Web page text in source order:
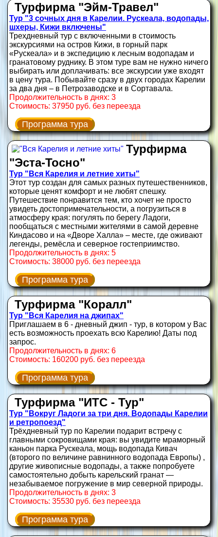
Турфирма "Эйм-Травел"
Тур "3 сочных дня в Карелии. Рускеала, водопады,
шхеры, Кижи включены"
Трехдневный тур с включенными в стоимость
экскурсиями на остров Кижи, в горный парк
«Рускеала» и в экспедицию к лесным водопадам и
гранатовому руднику. В этом туре вам не нужно ничего
выбирать или доплачивать: все экскурсии уже входят
в цену тура. Побывайте сразу в двух городах Карелии
за два дня – в Петрозаводске и в Сортавала.
Продолжительность в днях: 3
Стоимость: 37950 руб. без переезда
Программа тура
Турфирма
"Эста-Тосно"
Тур "Вся Карелия и летние хиты"
Этот тур создан для самых разных путешественников,
которые ценят комфорт и не любят спешку.
Путешествие понравится тем, кто хочет не просто
увидеть достопримечательности, а погрузиться в
атмосферу края: погулять по берегу Ладоги,
пообщаться с местными жителями в самой деревне
Киндасово и на «Дворе Халла» – месте, где оживают
легенды, ремёсла и северное гостеприимство.
Продолжительность в днях: 5
Стоимость: 38000 руб. без переезда
Программа тура
Турфирма "Коралл"
Тур "Вся Карелия на джипах"
Приглашаем в 6 - дневный джип - тур, в котором у Вас
есть возможность проехать всю Карелию! Даты под
запрос.
Продолжительность в днях: 6
Стоимость: 160200 руб. без переезда
Программа тура
Турфирма "ИТС - Тур"
Тур "Вокруг Ладоги за три дня. Водопады Карелии
и ретропоезд"
Трёхдневный тур по Карелии подарит встречу с
главными сокровищами края: вы увидите мраморный
каньон парка Рускеала, мощь водопада Кивач
(второго по величине равнинного водопада Европы) ,
другие живописные водопады, а также попробуете
самостоятельно добыть карельский гранат —
незабываемое погружение в мир северной природы.
Продолжительность в днях: 3
Стоимость: 35530 руб. без переезда
Программа тура